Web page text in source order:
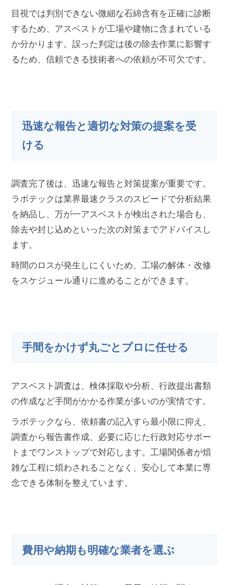
目視では判別できない微細な石綿含有を正確に診断
するため、アスベストが工場や建物に含まれている
か分かります。誤った判定は後の除去作業に影響す
るため、信頼できる技術者への依頼が不可欠です。
迅速な報告と適切な対策の提案を受
ける
調査完了後は、迅速な報告と対策提案が重要です。
ラボテックは業界最速クラスのスピードで分析結果
を納品し、万が一アスベストが検出された場合も、
除去や封じ込めといった次の対策までアドバイスし
ます。
時間のロスが発生しにくいため、工場の解体・改修
をスケジュール通りに進めることができます。
手間をかけず丸ごとプロに任せる
アスベスト調査は、検体採取や分析、行政提出書類
の作成など手間がかかる作業が多いのが実情です。
ラボテックなら、依頼書の記入すら最小限に抑え、
調査から報告書作成、必要に応じた行政対応サポー
トまでワンストップで対応します。工場関係者が煩
雑な工程に煩わされることなく、安心して本業に専
念できる体制を整えています。
費用や納期も明確な業者を選ぶ